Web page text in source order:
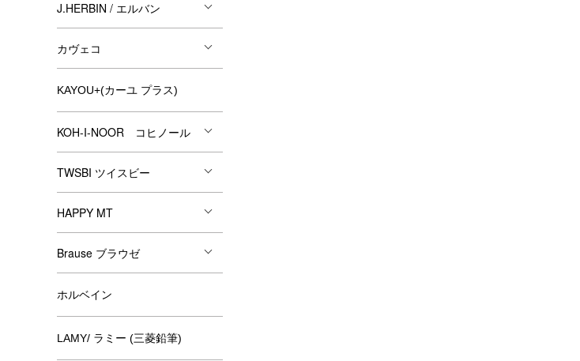
J.HERBIN / エルバン
カヴェコ
KAYOU+(カーユ プラス)
KOH-I-NOOR コヒノール
TWSBI ツイスビー
HAPPY MT
Brause ブラウゼ
ホルベイン
LAMY/ ラミー (三菱鉛筆)